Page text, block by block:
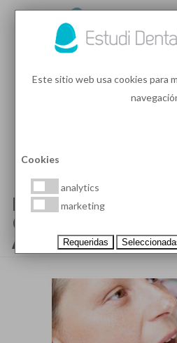
DIFERENCIAS
CORONAS SOBRE
ATORNILLADAS
Este sitio web usa cookies para
Cookies
analytics
marketing
Requeridas